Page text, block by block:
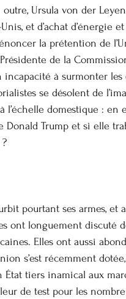
Ursula von der Leyen
et d’achat d’énergie et
la prétention de
de la
incapacité à surmonter
se désolent de
domestique : en
Donald Trump et si elle
pourtant ses armes, et
ont longuement discuté
Elles ont aussi
s’est récemment
État tiers inamical aux
de test pour les